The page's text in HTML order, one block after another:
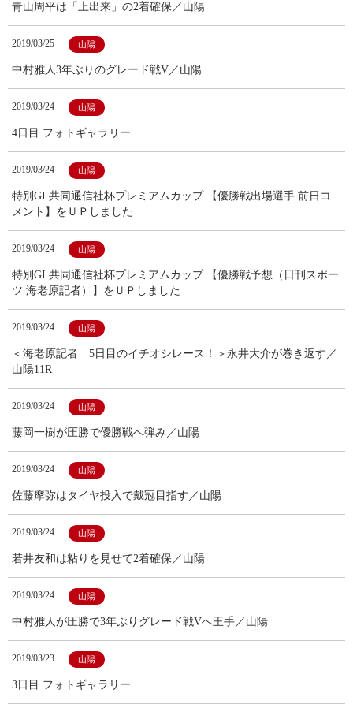
青山周平は「上出来」の2着確保／山陽
2019/03/25 山陽
中村雅人3年ぶりのグレード戦V／山陽
2019/03/24 山陽
4日目 フォトギャラリー
2019/03/24 山陽
特別GI 共同通信社杯プレミアムカップ 【優勝戦出場選手 前日コ
メント】をＵＰしました
2019/03/24 山陽
特別GI 共同通信社杯プレミアムカップ 【優勝戦予想（日刊スポー
ツ 海老原記者）】をＵＰしました
2019/03/24 山陽
＜海老原記者 5日目のイチオシレース！＞永井大介が巻き返す／
山陽11R
2019/03/24 山陽
藤岡一樹が圧勝で優勝戦へ弾み／山陽
2019/03/24 山陽
佐藤摩弥はタイヤ投入で戴冠目指す／山陽
2019/03/24 山陽
若井友和は粘りを見せて2着確保／山陽
2019/03/24 山陽
中村雅人が圧勝で3年ぶりグレード戦Vへ王手／山陽
2019/03/23 山陽
3日目 フォトギャラリー